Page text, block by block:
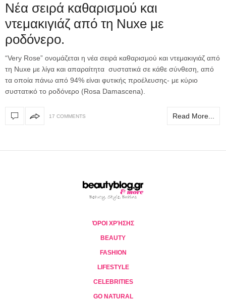
Νέα σειρά καθαρισμού και
ντεμακιγιάζ από τη Nuxe με
ροδόνερο.
“Very Rose” ονομάζεται η νέα σειρά καθαρισμού και ντεμακιγιάζ από
τη Nuxe με λίγα και απαραίτητα συστατικά σε κάθε σύνθεση, από
τα οποία πάνω από 94% είναι φυτικής προέλευσης- με κύριο
συστατικό το ροδόνερο (Rosa Damascena).
17 COMMENTS Read More...
ΌΡΟΙ ΧΡΉΣΗΣ
BEAUTY
FASHION
LIFESTYLE
CELEBRITIES
GO NATURAL